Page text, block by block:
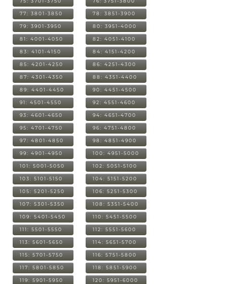
77: 3801-3850 78: 3851-3900
79: 3901-3950 80: 3951-4000
81: 4001-4050 82: 4051-4100
83: 4101-4150 84: 4151-4200
85: 4201-4250 86: 4251-4300
87: 4301-4350 88: 4351-4400
89: 4401-4450 90: 4451-4500
91: 4501-4550 92: 4551-4600
93: 4601-4650 94: 4651-4700
95: 4701-4750 96: 4751-4800
97: 4801-4850 98: 4851-4900
99: 4901-4950 100: 4951-5000
101: 5001-5050 102: 5051-5100
103: 5101-5150 104: 5151-5200
105: 5201-5250 106: 5251-5300
107: 5301-5350 108: 5351-5400
109: 5401-5450 110: 5451-5500
111: 5501-5550 112: 5551-5600
113: 5601-5650 114: 5651-5700
115: 5701-5750 116: 5751-5800
117: 5801-5850 118: 5851-5900
119: 5901-5950 120: 5951-6000